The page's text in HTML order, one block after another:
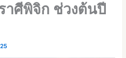
าศีพิจิก ช่วงต้นปี